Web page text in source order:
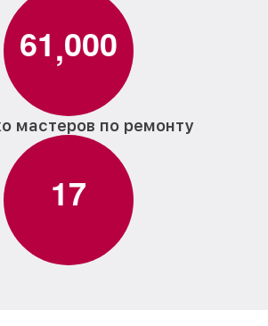
61,000
мастеров по ремонту
17